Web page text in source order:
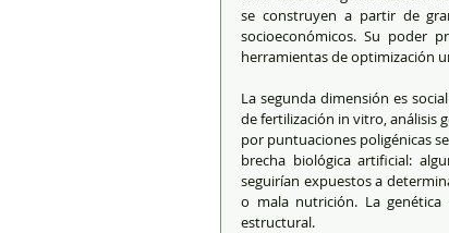
se construyen a partir de
socioeconómicos. Su poder
herramientas de optimización
La segunda dimensión es
de fertilización in vitro, análisis
por puntuaciones poligénicas
brecha biológica artificial:
seguirían expuestos a
o mala nutrición. La
estructural.